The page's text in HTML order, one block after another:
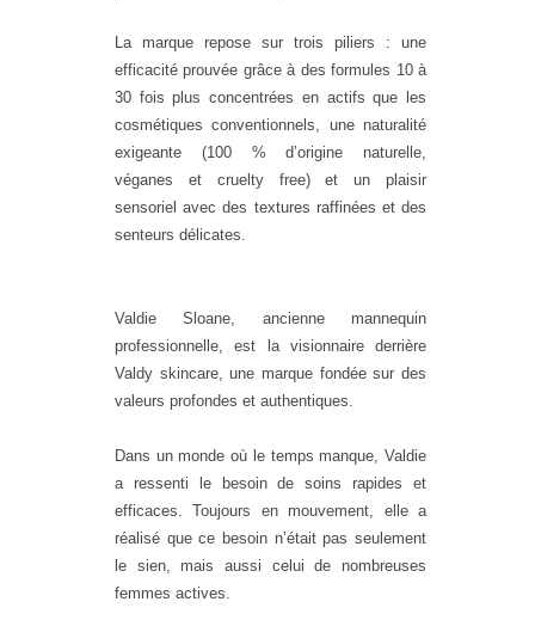
La marque repose sur trois piliers : une
efficacité prouvée grâce à des formules 10 à
30 fois plus concentrées en actifs que les
cosmétiques conventionnels, une naturalité
exigeante (100 % d’origine naturelle,
véganes et cruelty free) et un plaisir
sensoriel avec des textures raffinées et des
senteurs délicates.
Valdie Sloane, ancienne mannequin
professionnelle, est la visionnaire derrière
Valdy skincare, une marque fondée sur des
valeurs profondes et authentiques.
Dans un monde où le temps manque, Valdie
a ressenti le besoin de soins rapides et
efficaces. Toujours en mouvement, elle a
réalisé que ce besoin n’était pas seulement
le sien, mais aussi celui de nombreuses
femmes actives.